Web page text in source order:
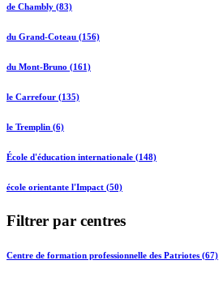
de Chambly (83)
du Grand-Coteau (156)
du Mont-Bruno (161)
le Carrefour (135)
le Tremplin (6)
École d'éducation internationale (148)
école orientante l'Impact (50)
Filtrer par centres
Centre de formation professionnelle des Patriotes (67)